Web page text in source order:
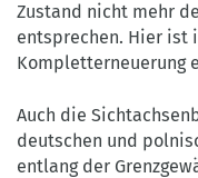
Zustand nicht mehr
entsprechen. Hier ist
Kompletterneuerung
Auch die
deutschen und
entlang der